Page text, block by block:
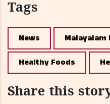
Tags
News Malayalam
Healthy Foods
Share this